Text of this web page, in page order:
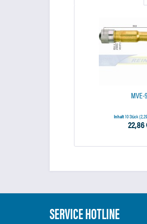
Inhalt10 Stück
22,86
SERVICE HOTLINE